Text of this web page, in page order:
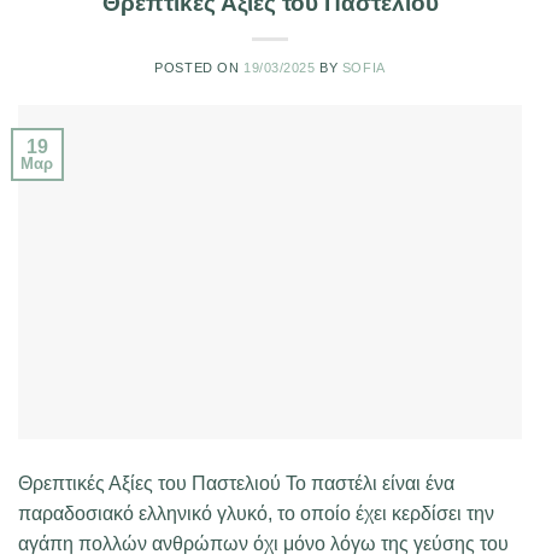
POSTED ON 19/03/2025 BY SOFIA
19
Μαρ
Θρεπτικές Αξίες του Παστελιού Το παστέλι είναι ένα
παραδοσιακό ελληνικό γλυκό, το οποίο έχει κερδίσει την
αγάπη πολλών ανθρώπων όχι μόνο λόγω της γεύσης του